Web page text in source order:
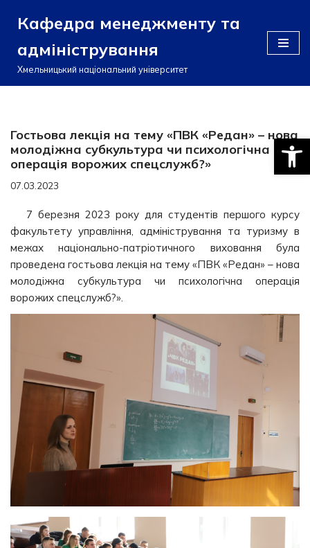
Перейти
до
вмісту
Кафедра менеджменту та
адміністрування
Хмельницький національний університет
Гостьова лекція на тему «ПВК «Редан» – нова
молодіжна субкультура чи психологічна
операція ворожих спецслужб?»
07.03.2023
7 березня 2023 року для студентів першого курсу
факультету управління, адміністрування та туризму в
межах національно-патріотичного виховання була
проведена гостьова лекція на тему «ПВК «Редан» – нова
молодіжна субкультура чи психологічна операція
ворожих спецслужб?».